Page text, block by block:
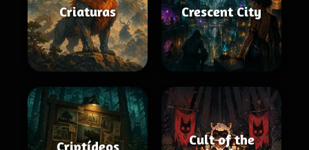
Criaturas Crescent City
Criptídeos
Cult of the